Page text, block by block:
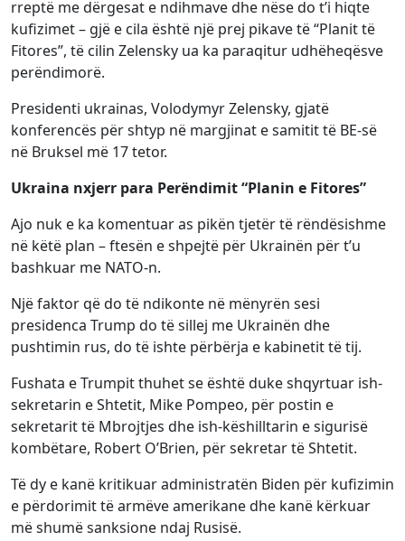
rreptë me dërgesat e ndihmave dhe nëse do t’i hiqte
kufizimet – gjë e cila është një prej pikave të “Planit të
Fitores”, të cilin Zelensky ua ka paraqitur udhëheqësve
perëndimorë.
Presidenti ukrainas, Volodymyr Zelensky, gjatë
konferencës për shtyp në margjinat e samitit të BE-së
në Bruksel më 17 tetor.
Ukraina nxjerr para Perëndimit “Planin e Fitores”
Ajo nuk e ka komentuar as pikën tjetër të rëndësishme
në këtë plan – ftesën e shpejtë për Ukrainën për t’u
bashkuar me NATO-n.
Një faktor që do të ndikonte në mënyrën sesi
presidenca Trump do të sillej me Ukrainën dhe
pushtimin rus, do të ishte përbërja e kabinetit të tij.
Fushata e Trumpit thuhet se është duke shqyrtuar ish-
sekretarin e Shtetit, Mike Pompeo, për postin e
sekretarit të Mbrojtjes dhe ish-këshilltarin e sigurisë
kombëtare, Robert O’Brien, për sekretar të Shtetit.
Të dy e kanë kritikuar administratën Biden për kufizimin
e përdorimit të armëve amerikane dhe kanë kërkuar
më shumë sanksione ndaj Rusisë.